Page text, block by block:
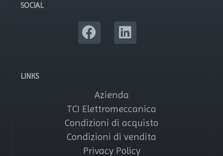
SOCIAL
LINKS
Azienda
TCI Elettromeccanica
Condizioni di acquisto
Condizioni di vendita
Privacy Policy